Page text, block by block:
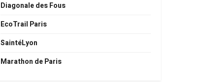
Diagonale des Fous
EcoTrail Paris
SaintéLyon
Marathon de Paris